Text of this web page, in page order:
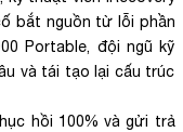
bắt nguồn từ lỗi phần
Portable, đội ngũ kỹ
và tái tạo lại cấu trúc
hồi 100% và gửi trả